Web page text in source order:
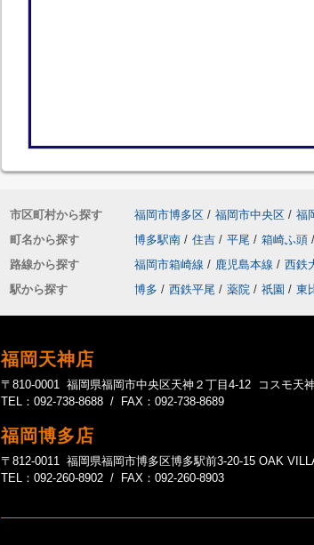
市区町村から探す 福岡市博多区 / 福岡市中央区 / 福
町名から探す
博多駅南 / 住吉 / 平尾 / 箱崎ふ頭 /
路線から探す
福岡市箱崎線 / 鹿児島本線 / 西鉄
駅から探す
博多 / 西鉄平尾 / 薬院 / 祇園 / 東
福岡天神店
〒810-0001 福岡県福岡市中央区天神２丁目4-12 コスモ天
TEL：092-738-8688 / FAX：092-738-8689
福岡博多店
〒812-0011 福岡県福岡市博多区博多駅前3-20-15 OAK
TEL：092-260-8902 / FAX：092-260-8903